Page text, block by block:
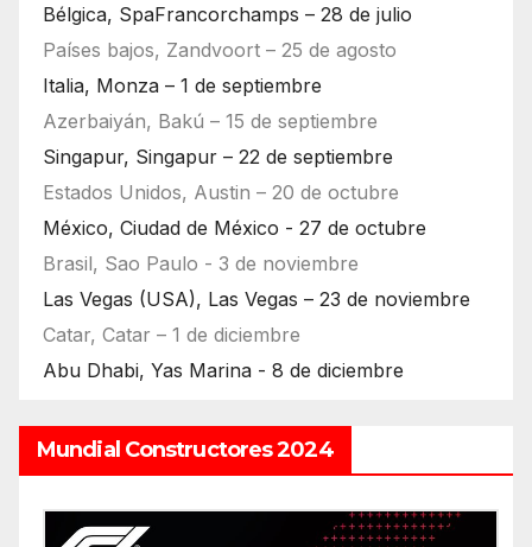
Bélgica, SpaFrancorchamps – 28 de julio
Países bajos, Zandvoort – 25 de agosto
Italia, Monza – 1 de septiembre
Azerbaiyán, Bakú – 15 de septiembre
Singapur, Singapur – 22 de septiembre
Estados Unidos, Austin – 20 de octubre
México, Ciudad de México - 27 de octubre
Brasil, Sao Paulo - 3 de noviembre
Las Vegas (USA), Las Vegas – 23 de noviembre
Catar, Catar – 1 de diciembre
Abu Dhabi, Yas Marina - 8 de diciembre
Mundial Constructores 2024